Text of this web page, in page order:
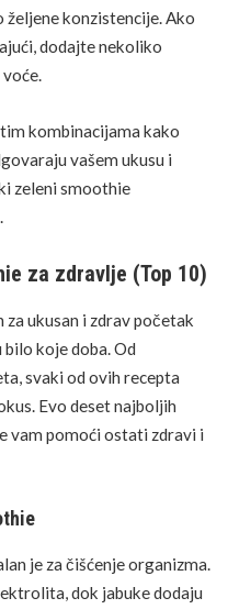
konzistencije. Ako
dodajte nekoliko
kombinacijama kako
vašem ukusu i
zeleni smoothie
za zdravlje (Top 10)
ukusan i zdrav početak
koje doba. Od
svaki od ovih recepta
Evo deset najboljih
vam pomoći ostati zdravi i
je za čišćenje organizma.
dok jabuke dodaju